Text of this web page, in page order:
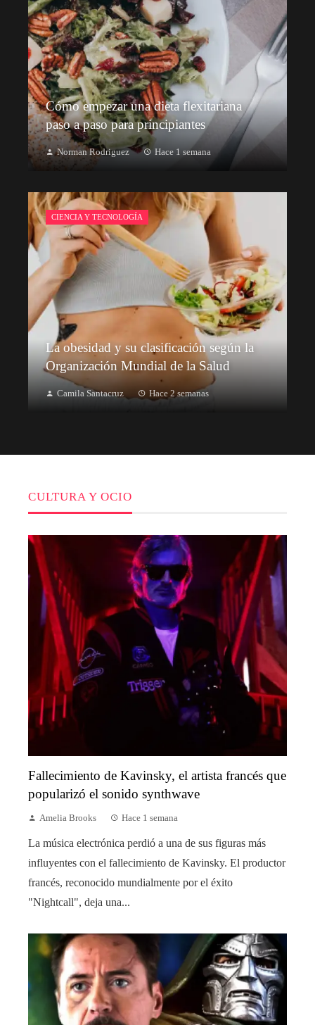
Cómo empezar una dieta flexitariana
paso a paso para principiantes
Norman Rodriguez Hace 1 semana
CIENCIA Y TECNOLOGÍA
La obesidad y su clasificación según la
Organización Mundial de la Salud
Camila Santacruz Hace 2 semanas
CULTURA Y OCIO
Fallecimiento de Kavinsky, el artista francés que
popularizó el sonido synthwave
Amelia Brooks Hace 1 semana
La música electrónica perdió a una de sus figuras más
influyentes con el fallecimiento de Kavinsky. El productor
francés, reconocido mundialmente por el éxito
"Nightcall", deja una...